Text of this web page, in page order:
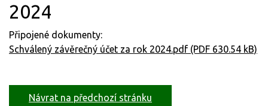
2024
Připojené dokumenty:
Schválený závěrečný účet za rok 2024.pdf (PDF 630.54 kB)
Návrat na předchozí stránku